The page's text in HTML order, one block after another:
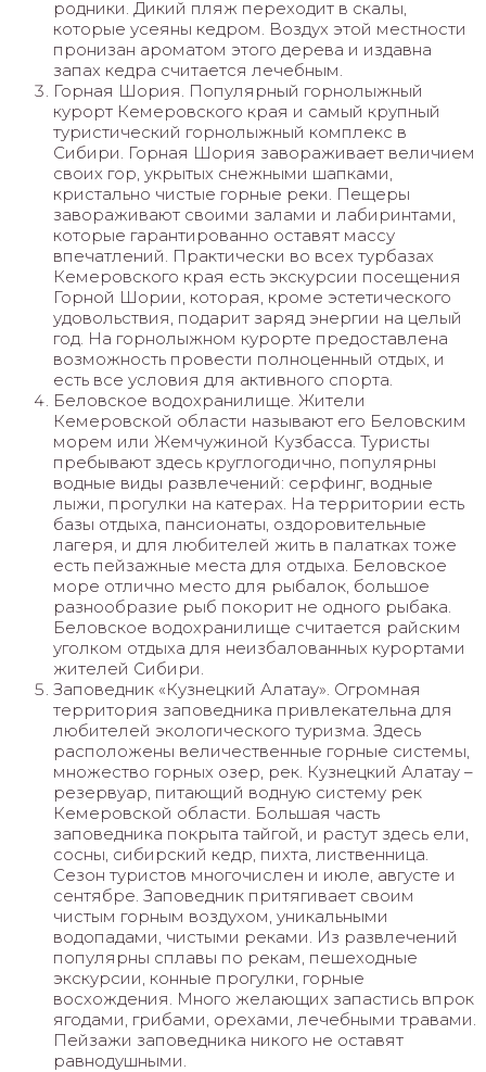
родники. Дикий пляж переходит в скалы,
которые усеяны кедром. Воздух этой местности
пронизан ароматом этого дерева и издавна
запах кедра считается лечебным.
Горная Шория. Популярный горнолыжный
курорт Кемеровского края и самый крупный
туристический горнолыжный комплекс в
Сибири. Горная Шория завораживает величием
своих гор, укрытых снежными шапками,
кристально чистые горные реки. Пещеры
завораживают своими залами и лабиринтами,
которые гарантированно оставят массу
впечатлений. Практически во всех турбазах
Кемеровского края есть экскурсии посещения
Горной Шории, которая, кроме эстетического
удовольствия, подарит заряд энергии на целый
год. На горнолыжном курорте предоставлена
возможность провести полноценный отдых, и
есть все условия для активного спорта.
Беловское водохранилище. Жители
Кемеровской области называют его Беловским
морем или Жемчужиной Кузбасса. Туристы
пребывают здесь круглогодично, популярны
водные виды развлечений: серфинг, водные
лыжи, прогулки на катерах. На территории есть
базы отдыха, пансионаты, оздоровительные
лагеря, и для любителей жить в палатках тоже
есть пейзажные места для отдыха. Беловское
море отлично место для рыбалок, большое
разнообразие рыб покорит не одного рыбака.
Беловское водохранилище считается райским
уголком отдыха для неизбалованных курортами
жителей Сибири.
Заповедник «Кузнецкий Алатау». Огромная
территория заповедника привлекательна для
любителей экологического туризма. Здесь
расположены величественные горные системы,
множество горных озер, рек. Кузнецкий Алатау –
резервуар, питающий водную систему рек
Кемеровской области. Большая часть
заповедника покрыта тайгой, и растут здесь ели,
сосны, сибирский кедр, пихта, лиственница.
Сезон туристов многочислен и июле, августе и
сентябре. Заповедник притягивает своим
чистым горным воздухом, уникальными
водопадами, чистыми реками. Из развлечений
популярны сплавы по рекам, пешеходные
экскурсии, конные прогулки, горные
восхождения. Много желающих запастись впрок
ягодами, грибами, орехами, лечебными травами.
Пейзажи заповедника никого не оставят
равнодушными.